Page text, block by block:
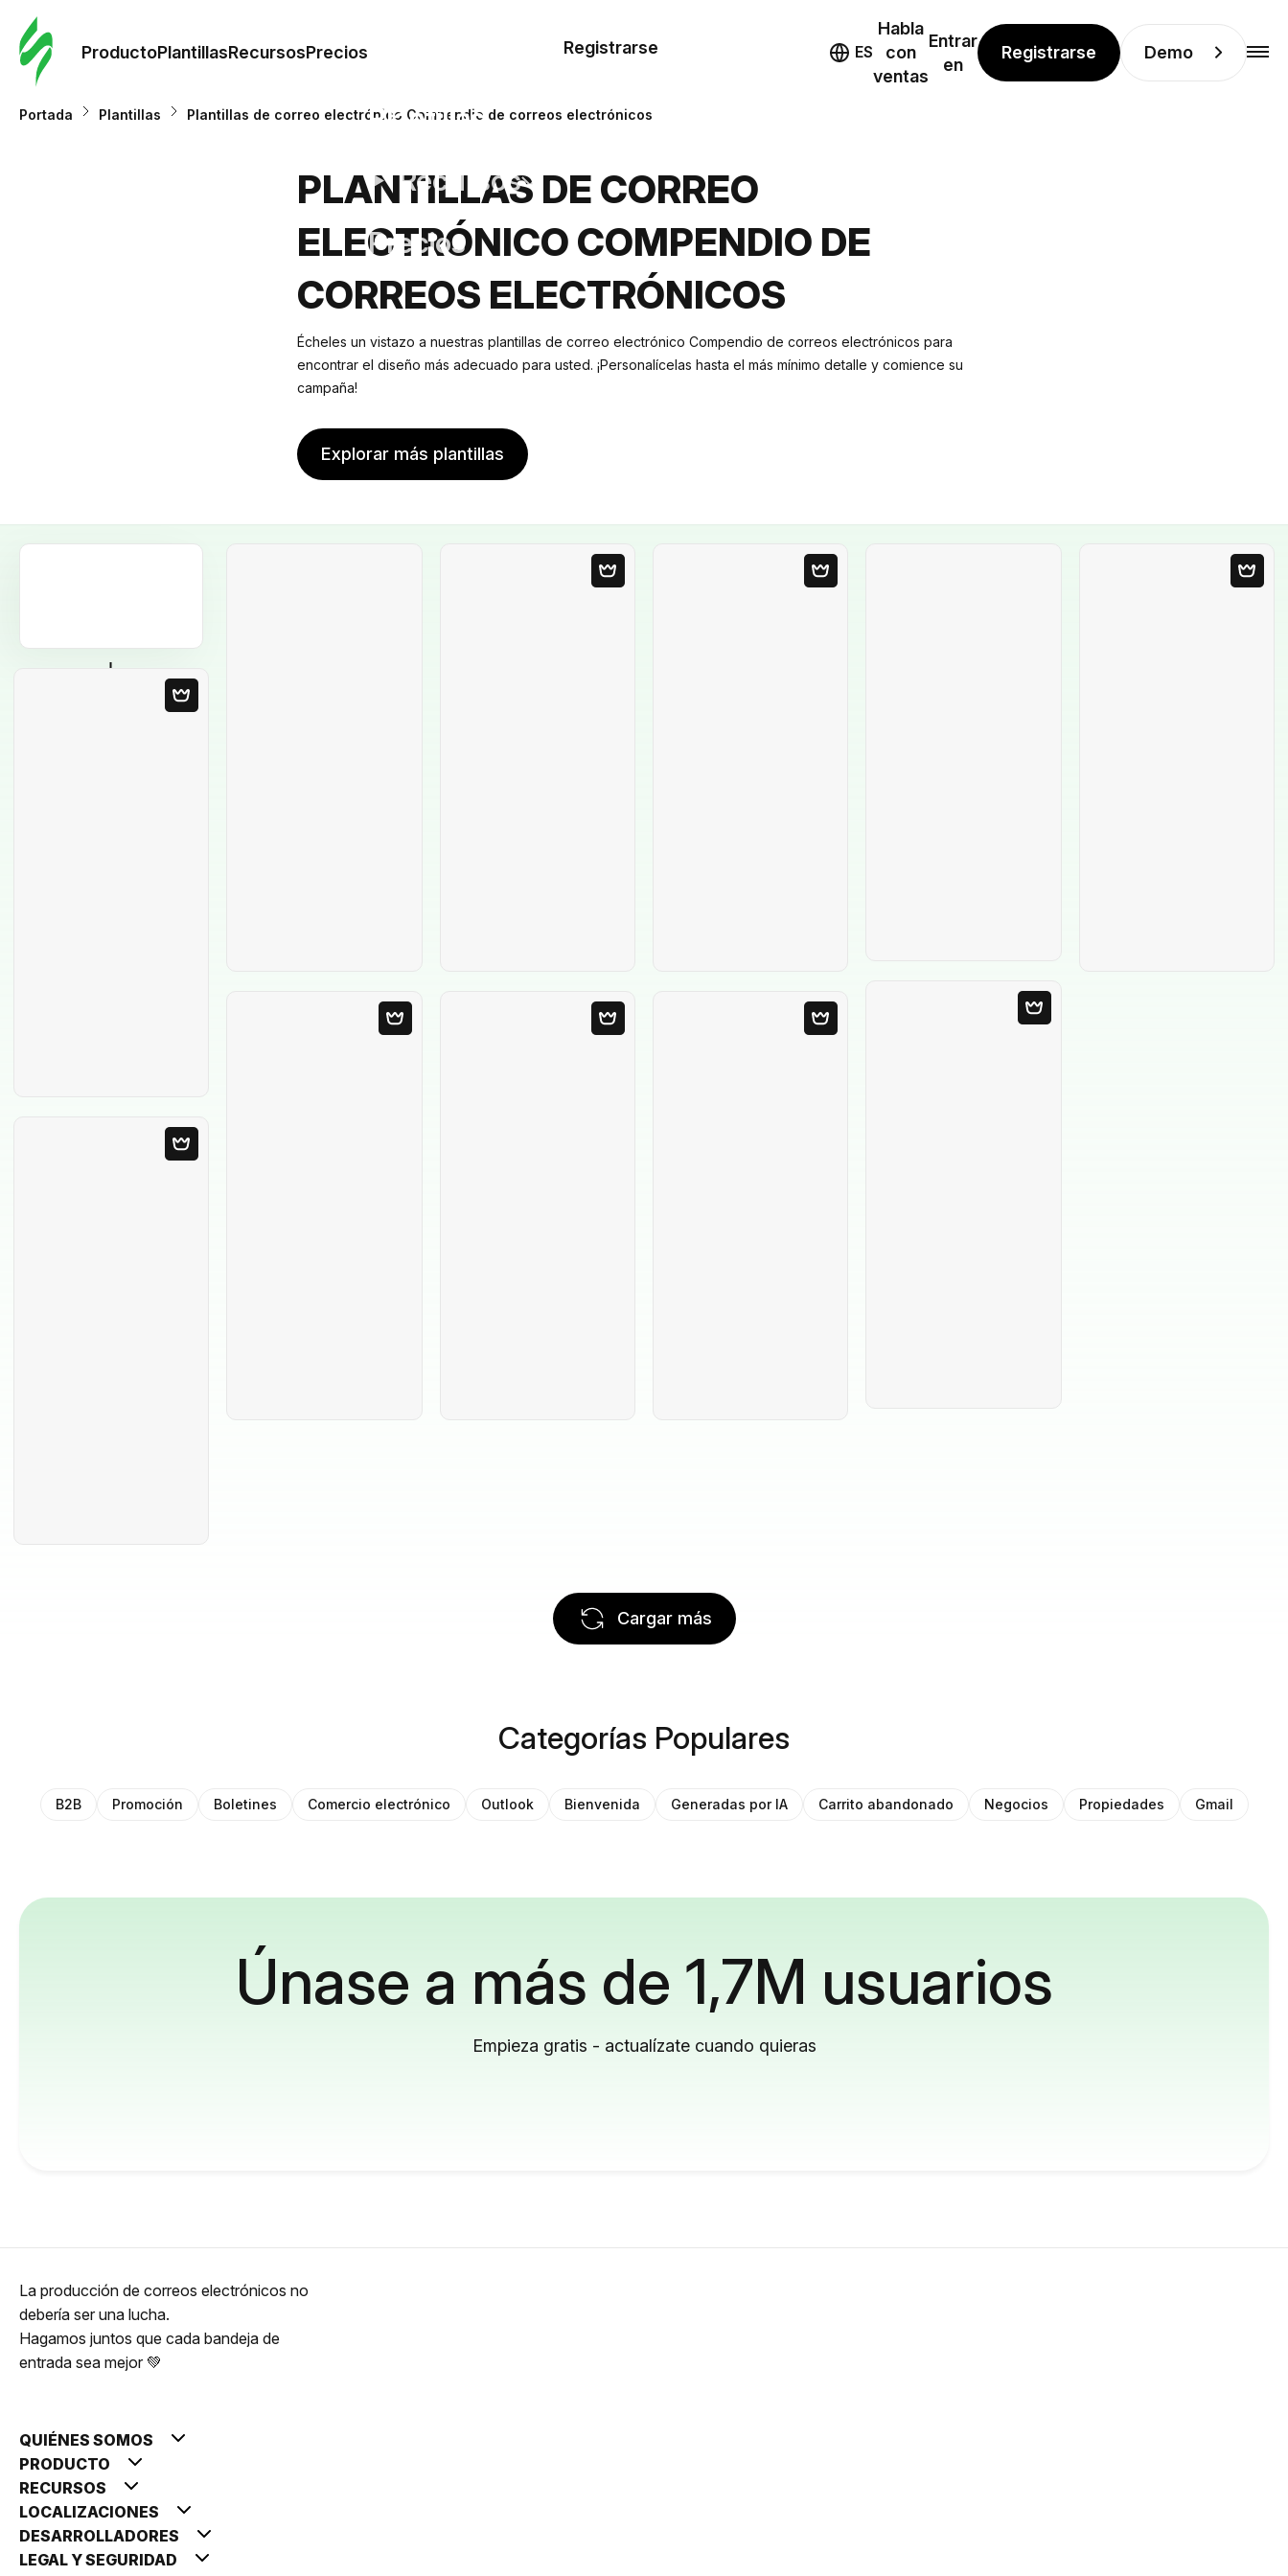
ProductoPlantillasRecursosPrecios
Plantillas
Recursos
Precios
Registrarse ES
Habla
con
ventas
Entrar
en
Registrarse Demo
Portada Plantillas Plantillas de correo electrónico Compendio de correos electrónicos
PLANTILLAS DE CORREO
ELECTRÓNICO COMPENDIO DE
CORREOS ELECTRÓNICOS
Écheles un vistazo a nuestras plantillas de correo electrónico Compendio de correos electrónicos para
encontrar el diseño más adecuado para usted. ¡Personalícelas hasta el más mínimo detalle y comience su
campaña!
Explorar más plantillas
Cargar más
Categorías Populares
B2B Promoción Boletines Comercio electrónico Outlook Bienvenida Generadas por IA Carrito abandonado Negocios Propiedades Gmail
Únase a más de 1,7M usuarios
Empieza gratis - actualízate cuando quieras
La producción de correos electrónicos no
debería ser una lucha.
Hagamos juntos que cada bandeja de
entrada sea mejor 💚
QUIÉNES SOMOS
PRODUCTO
RECURSOS
LOCALIZACIONES
DESARROLLADORES
LEGAL Y SEGURIDAD